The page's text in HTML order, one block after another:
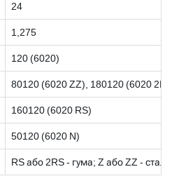
24
1,275
120 (6020)
80120 (6020 ZZ), 180120 (6020
160120 (6020 RS)
50120 (6020 N)
RS або 2RS - гума; Z або ZZ - сталь